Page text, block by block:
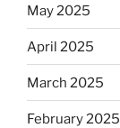
May 2025
April 2025
March 2025
February 2025